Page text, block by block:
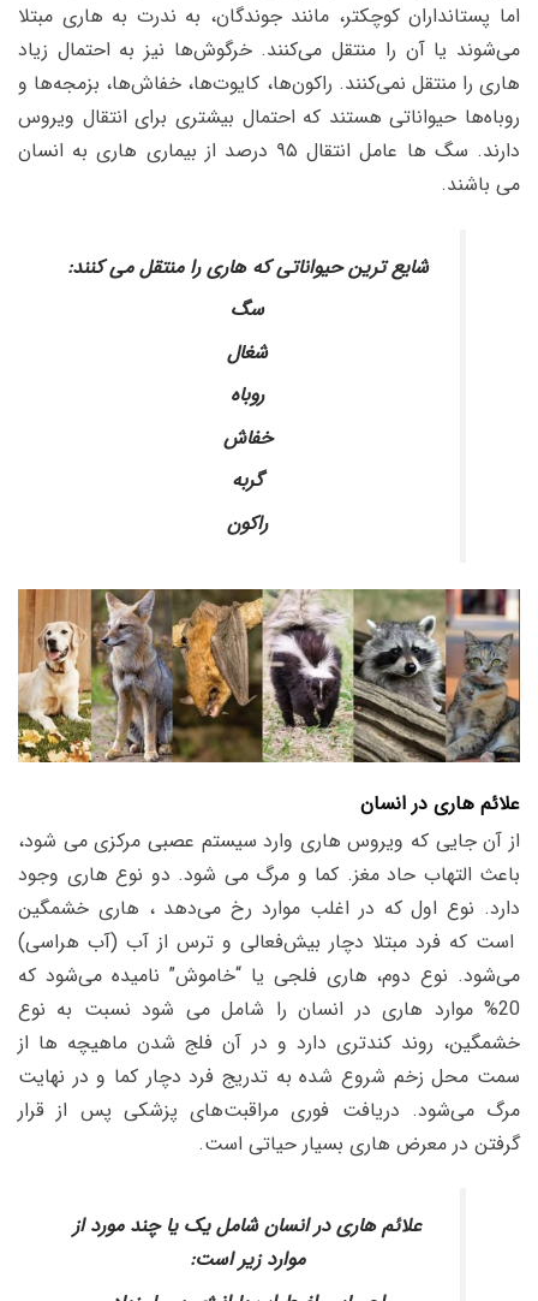
اما پستانداران کوچکتر، مانند جوندگان، به ندرت به هاری مبتلا
می‌شوند یا آن را منتقل می‌کنند. خرگوش‌ها نیز به احتمال زیاد
هاری را منتقل نمی‌کنند. راکون‌ها، کایوت‌ها، خفاش‌ها، بزمجه‌ها و
روباه‌ها حیواناتی هستند که احتمال بیشتری برای انتقال ویروس
دارند. سگ ها عامل انتقال ۹۵ درصد از بیماری هاری به انسان
می باشند.
شایع ترین حیواناتی که هاری را منتقل می کنند:
سگ
شغال
روباه
خفاش
گربه
راکون
علائم هاری در انسان
از آن جایی که ویروس هاری وارد سیستم عصبی مرکزی می شود،
باعث التهاب حاد مغز. کما و مرگ می شود. دو نوع هاری وجود
دارد. نوع اول که در اغلب موارد رخ می‌دهد ، هاری خشمگین
است که فرد مبتلا دچار بیش‌فعالی و ترس از آب (آب هراسی)
می‌شود. نوع دوم، هاری فلجی یا “خاموش” نامیده می‌شود که
20% موارد هاری در انسان را شامل می شود نسبت به نوع
خشمگین، روند کندتری دارد و در آن فلج شدن ماهیچه ها از
سمت محل زخم شروع شده به تدریج فرد دچار کما و در نهایت
مرگ می‌شود. دریافت فوری مراقبت‌های پزشکی پس از قرار
گرفتن در معرض هاری بسیار حیاتی است.
علائم هاری در انسان شامل یک یا چند مورد از
موارد زیر است: